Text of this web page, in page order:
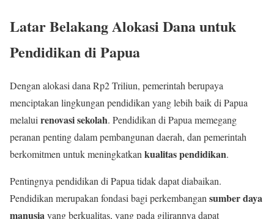
Latar Belakang Alokasi Dana untuk
Pendidikan di Papua
Dengan alokasi dana Rp2 Triliun, pemerintah berupaya
menciptakan lingkungan pendidikan yang lebih baik di Papua
melalui renovasi sekolah. Pendidikan di Papua memegang
peranan penting dalam pembangunan daerah, dan pemerintah
berkomitmen untuk meningkatkan kualitas pendidikan.
Pentingnya pendidikan di Papua tidak dapat diabaikan.
Pendidikan merupakan fondasi bagi perkembangan sumber daya
manusiayang berkualitas, yang pada gilirannya dapat